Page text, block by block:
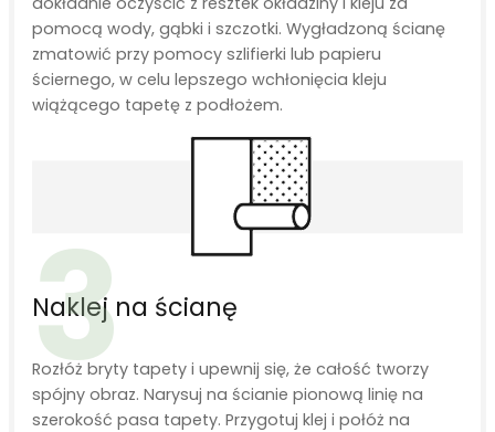
pomocą wody, gąbki i szczotki. Wygładzoną ścianę
zmatowić przy pomocy szlifierki lub papieru
ściernego, w celu lepszego wchłonięcia kleju
wiążącego tapetę z podłożem.
3
Naklej na ścianę
Rozłóż bryty tapety i upewnij się, że całość tworzy
spójny obraz. Narysuj na ścianie pionową linię na
szerokość pasa tapety. Przygotuj klej i połóż na